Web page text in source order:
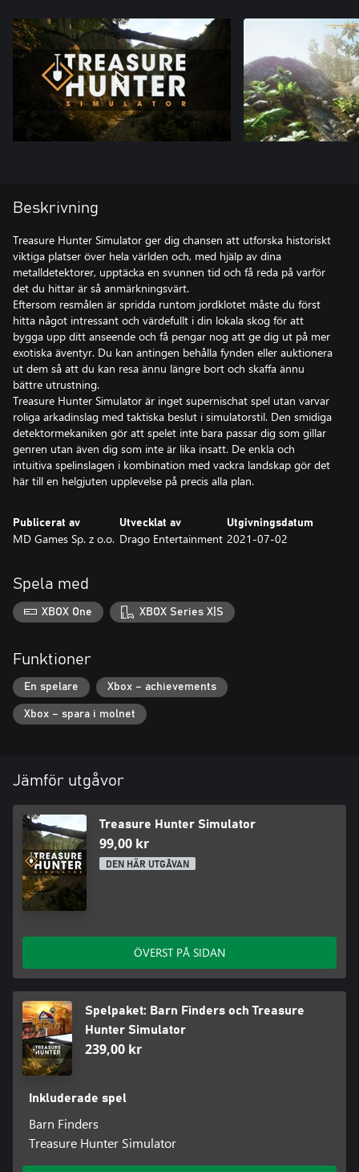
Beskrivning
Treasure Hunter Simulator ger dig chansen att utforska historiskt
viktiga platser över hela världen och, med hjälp av dina
metalldetektorer, upptäcka en svunnen tid och få reda på varför
det du hittar är så anmärkningsvärt.
Eftersom resmålen är spridda runtom jordklotet måste du först
hitta något intressant och värdefullt i din lokala skog för att
bygga upp ditt anseende och få pengar nog att ge dig ut på mer
exotiska äventyr. Du kan antingen behålla fynden eller auktionera
ut dem så att du kan resa ännu längre bort och skaffa ännu
bättre utrustning.
Treasure Hunter Simulator är inget supernischat spel utan varvar
roliga arkadinslag med taktiska beslut i simulatorstil. Den smidiga
detektormekaniken gör att spelet inte bara passar dig som gillar
genren utan även dig som inte är lika insatt. De enkla och
intuitiva spelinslagen i kombination med vackra landskap gör det
Publicerat av
MD Games Sp. z o.o.
Utvecklat av
Drago Entertainment
Utgivningsdatum
2021-07-02
Spela med
XBOX One XBOX Series X|S
Funktioner
En spelare Xbox – achievements
Xbox – spara i molnet
Jämför utgåvor
Treasure Hunter Simulator
99,00 kr
DEN HÄR UTGÅVAN
ÖVERST PÅ SIDAN
Spelpaket: Barn Finders och Treasure
Hunter Simulator
239,00 kr
Inkluderade spel
Barn Finders
Treasure Hunter Simulator